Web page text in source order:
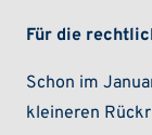
Für die
Schon im
kleineren